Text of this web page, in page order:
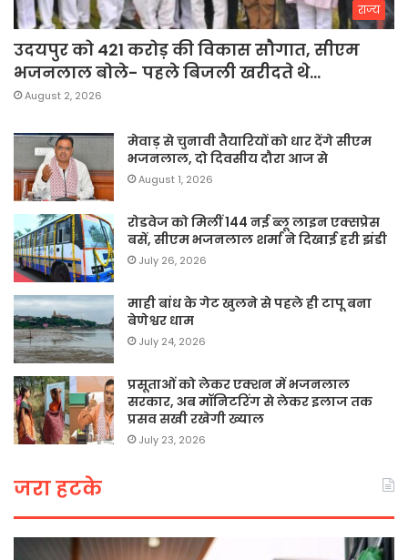
राज्य
उदयपुर को 421 करोड़ की विकास सौगात, सीएम
भजनलाल बोले- पहले बिजली खरीदते थे…
August 2, 2026
मेवाड़ से चुनावी तैयारियों को धार देंगे सीएम
भजनलाल, दो दिवसीय दौरा आज से
August 1, 2026
रोडवेज को मिलीं 144 नई ब्लू लाइन एक्सप्रेस
बसें, सीएम भजनलाल शर्मा ने दिखाई हरी झंडी
July 26, 2026
माही बांध के गेट खुलने से पहले ही टापू बना
बेणेश्वर धाम
July 24, 2026
प्रसूताओं को लेकर एक्शन में भजनलाल
सरकार, अब मॉनिटरिंग से लेकर इलाज तक
प्रसव सखी रखेगी ख्याल
July 23, 2026
जरा हटके